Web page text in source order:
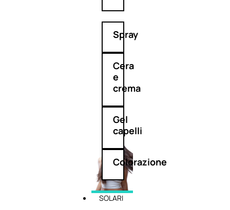
Spray
Cera
e
crema
Gel
capelli
Colorazione
SOLARI